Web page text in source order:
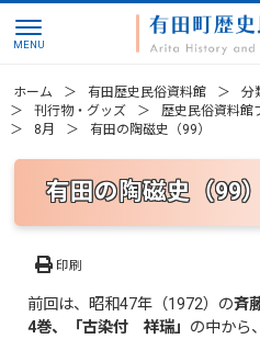
ホーム 有田歴史民俗資料館
分
刊行物・グッズ
歴史民俗資料館
8月
有田の陶磁史（99）
有田の陶磁史（99）
印刷
前回は、昭和47年（1972）の斉
4巻、「古染付 祥瑞」 の中から、